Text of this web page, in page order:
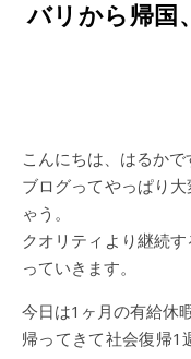
バリから帰国
こんにちは、はるかで
ブログってやっぱり
ゃう。
クオリティより継続
っていきます。
今日は1ヶ月の有給休
帰ってきて社会復帰1